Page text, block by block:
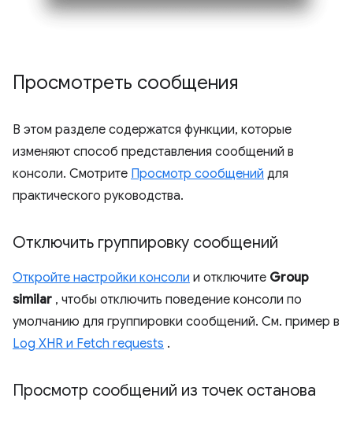
Просмотреть сообщения
В этом разделе содержатся функции, которые
изменяют способ представления сообщений в
консоли. Смотрите Просмотр сообщений для
практического руководства.
Отключить группировку сообщений
Откройте настройки консоли и отключите Group
similar , чтобы отключить поведение консоли по
умолчанию для группировки сообщений. См. пример в
Log XHR и Fetch requests .
Просмотр сообщений из точек останова